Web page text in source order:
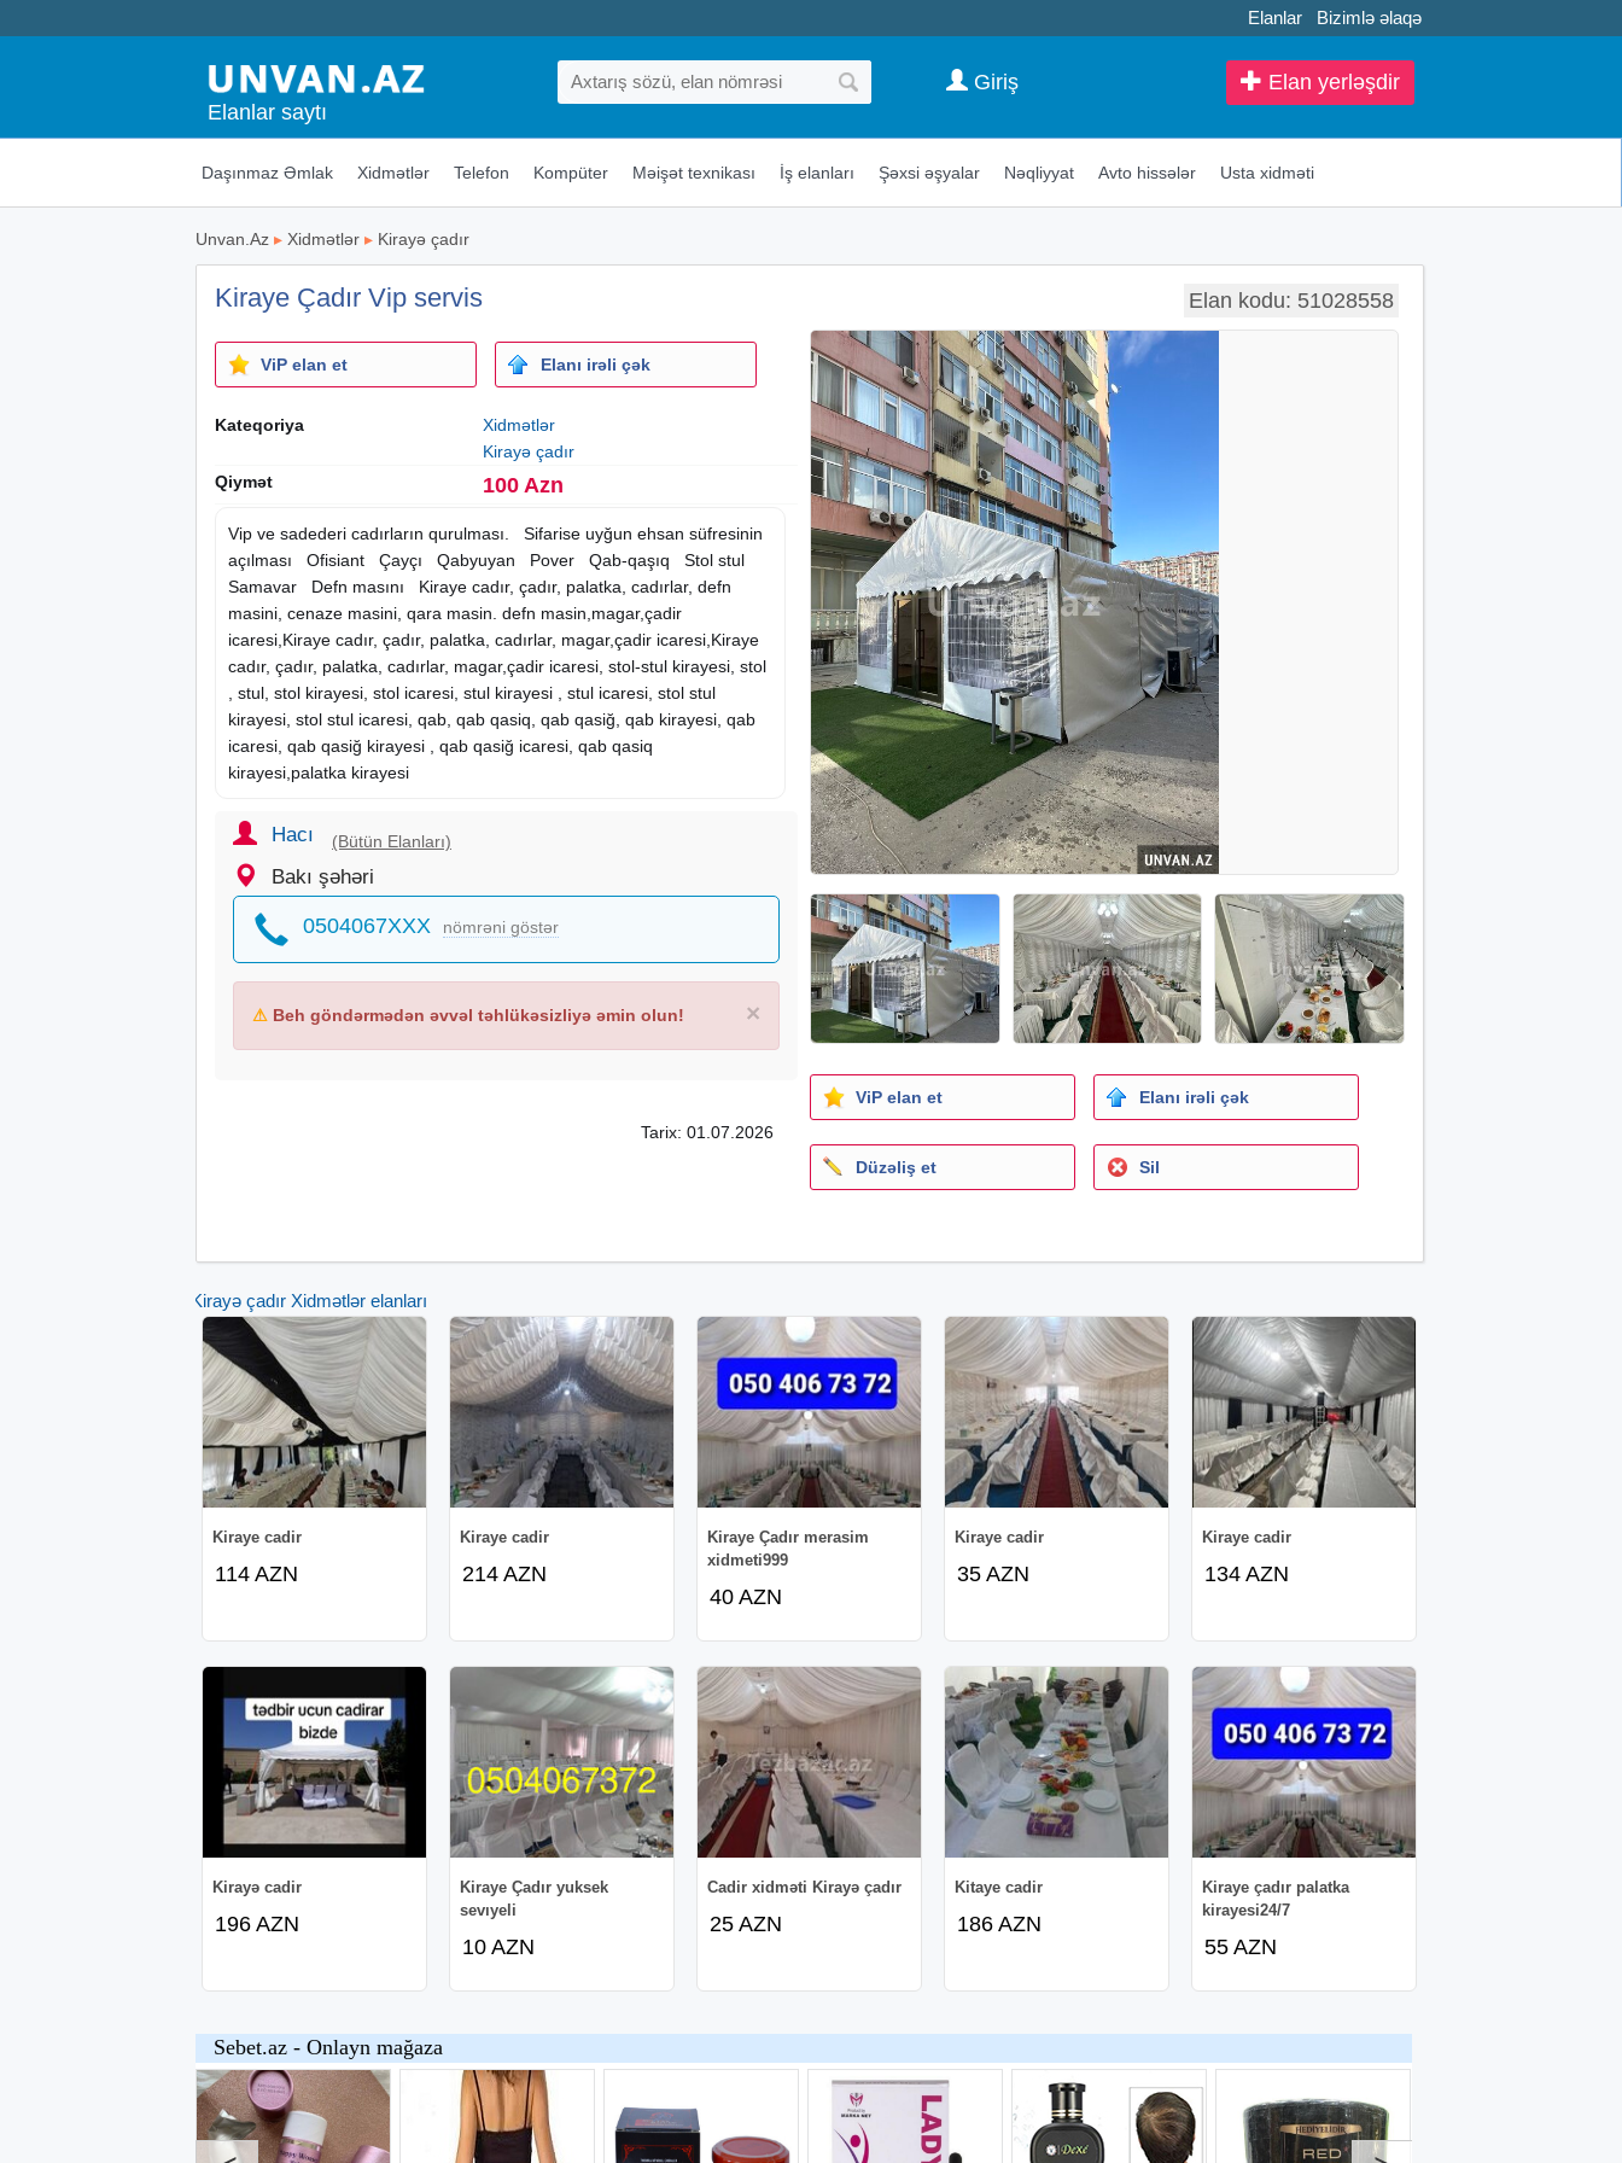
Elanlar Bizimlə əlaqə
Elanlar saytı
Elan yerləşdir
Giriş
Daşınmaz Əmlak Xidmətlər Telefon Kompüter Məişət texnikası İş elanları Şəxsi əşyalar Nəqliyyat Avto hissələr Usta xidməti
Unvan.Az ▸ Xidmətlər ▸ Kirayə çadır
Kiraye Çadır Vip servis Elan kodu: 51028558
ViP elan et Elanı irəli çək
Kateqoriya
Xidmətlər
Kirayə çadır
Qiymət
100 Azn
Vip ve sadederi cadırların qurulması. Sifarise uyğun ehsan süfresinin
açılması Ofisiant Çayçı Qabyuyan Pover Qab-qaşıq Stol stul
Samavar Defn masını Kiraye cadır, çadır, palatka, cadırlar, defn
masini , cenaze masini, qara masin. defn masin,magar,çadir
icaresi,Kiraye cadır, çadır, palatka, cadırlar, magar,çadir icaresi,Kiraye
cadır, çadır, palatka, cadırlar, magar,çadir icaresi, stol-stul kirayesi, stol
, stul, stol kirayesi, stol icaresi, stul kirayesi , stul icaresi, stol stul
kirayesi, stol stul icaresi, qab, qab qasiq, qab qasiğ, qab kirayesi, qab
icaresi, qab qasiğ kirayesi , qab qasiğ icaresi, qab qasiq
kirayesi,palatka kirayesi
Hacı (Bütün Elanları)
Bakı şəhəri
0504067XXX nömrəni göstər
×
⚠ Beh göndərmədən əvvəl təhlükəsizliyə əmin olun!
Tarix: 01.07.2026
ViP elan et Elanı irəli çək
Düzəliş et Sil
Kirayə çadır Xidmətlər elanları
Kiraye cadir
114 AZN
Kiraye cadir
214 AZN
Kiraye Çadır merasim
xidmeti999
40 AZN
Kiraye cadir
35 AZN
Kiraye cadir
134 AZN
Kirayə cadir
196 AZN
Kiraye Çadır yuksek
sevıyeli
10 AZN
Cadir xidməti Kirayə çadır
25 AZN
Kitaye cadir
186 AZN
Kiraye çadır palatka
kirayesi24/7
55 AZN